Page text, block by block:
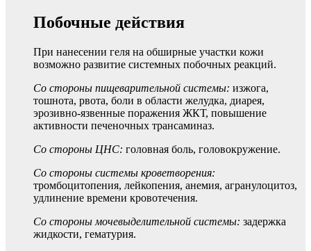
Побочные действия
При нанесении геля на обширные участки кожи
возможно развитие системных побочных реакций.
Со стороны пищеварительной системы: изжога,
тошнота, рвота, боли в области желудка, диарея,
эрозивно-язвенные поражения ЖКТ, повышение
активности печеночных трансаминаз.
Со стороны ЦНС: головная боль, головокружение.
Со стороны системы кроветворения:
тромбоцитопения, лейкопения, анемия, агранулоцитоз,
удлинение времени кровотечения.
Со стороны мочевыделительной системы: задержка
жидкости, гематурия.